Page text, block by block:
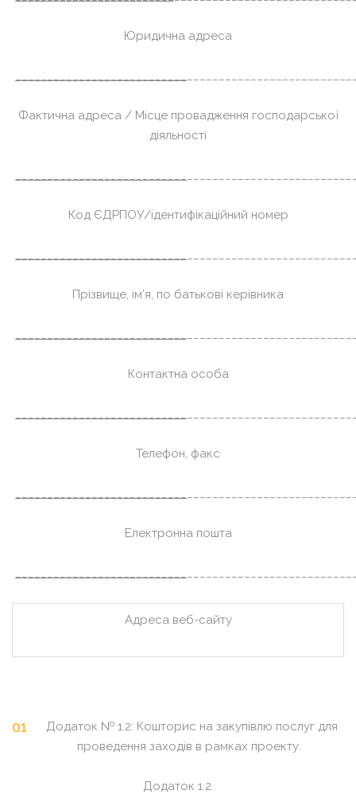
Юридична адреса
Фактична адреса / Місце провадження господарської
діяльності
Код ЄДРПОУ/ідентифікаційний номер
Прізвище, ім’я, по батькові керівника
Контактна особа
Телефон, факс
Електронна пошта
Адреса веб-сайту
Додаток № 1.2: Кошторис на закупівлю послуг для
проведення заходів в рамках проекту.
Додаток 1.2.